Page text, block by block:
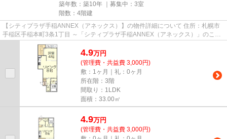
築年数：築10年 ｜募集中： 3室
階数：4階建
【シティプラザ手稲ANNEX（アネックス）】の物件詳細について 住所：札幌市
手稲区手稲本町3条1丁目 ～「シティプラザ手稲ANNEX（アネックス）」のここ
がイチオシ～ ～ JR手稲駅南口...
4.9万円
(管理費・共益費 3,000円)
敷：1ヶ月｜礼：0ヶ月
所在階：3階
間取り：1LDK
面積：33.00㎡
4.9万円
(管理費・共益費 3,000円)